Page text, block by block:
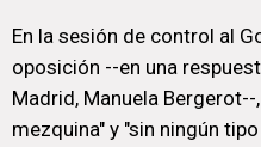
En la sesión de control al
oposición --en una
Madrid, Manuela
mezquina" y "sin ningún